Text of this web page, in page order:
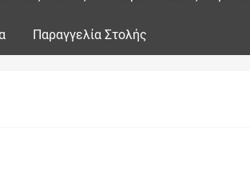
Παραγγελία Στολής